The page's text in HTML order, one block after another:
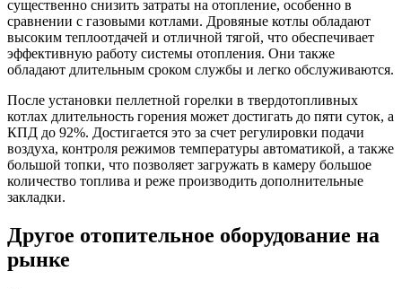
существенно снизить затраты на отопление, особенно в
сравнении с газовыми котлами. Дровяные котлы обладают
высоким теплоотдачей и отличной тягой, что обеспечивает
эффективную работу системы отопления. Они также
обладают длительным сроком службы и легко обслуживаются.
После установки пеллетной горелки в твердотопливных
котлах длительность горения может достигать до пяти суток, а
КПД до 92%. Достигается это за счет регулировки подачи
воздуха, контроля режимов температуры автоматикой, а также
большой топки, что позволяет загружать в камеру большое
количество топлива и реже производить дополнительные
закладки.
Другое отопительное оборудование на
рынке